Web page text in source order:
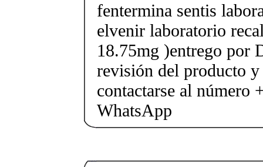
fentermina sentis
elvenir laboratorio
18.75mg )entrego por
revisión del producto
contactarse al número
WhatsApp